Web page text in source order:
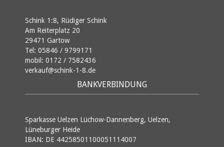
Schink 1:8, Rüdiger Schink
Am Reiterplatz 20
29471 Gartow
Tel: 05846 / 9799171
mobil: 0172 / 7582436
verkauf@schink-1-8.de
BANKVERBINDUNG
Sparkasse Uelzen Lüchow-Dannenberg, Uelzen,
Lüneburger Heide
IBAN: DE 44258501100051114007